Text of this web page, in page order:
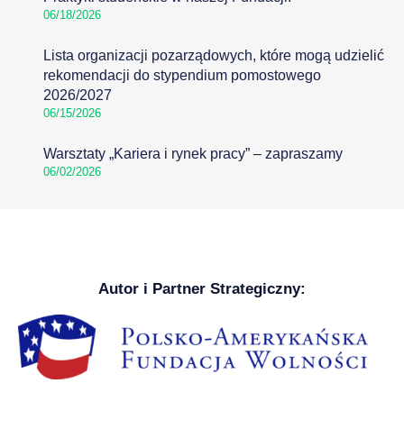
06/18/2026
Lista organizacji pozarządowych, które mogą udzielić
rekomendacji do stypendium pomostowego
2026/2027
06/15/2026
Warsztaty „Kariera i rynek pracy” – zapraszamy
06/02/2026
Autor i Partner Strategiczny: